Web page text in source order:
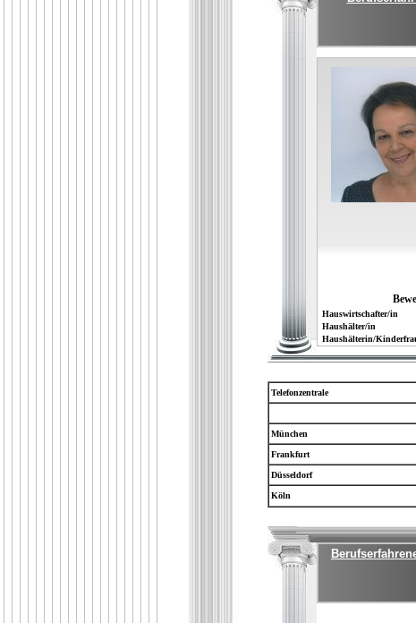
Hauswirtschafter/in
Haushälter/in
Haushälterin/
Telefonzentrale
München
Frankfurt
Düsseldorf
Köln